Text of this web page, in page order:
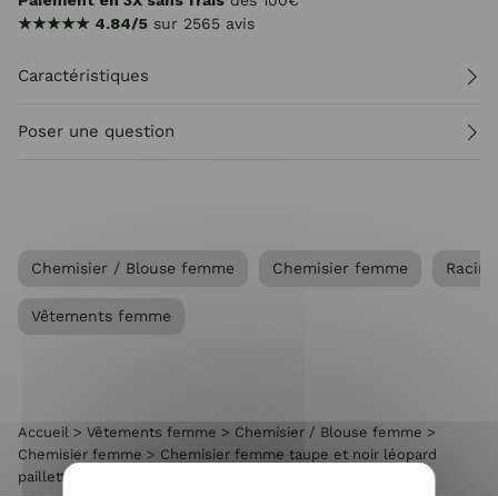
★★★★★ 4.84/5 sur 2565 avis
Caractéristiques
Poser une question
Chemisier / Blouse femme Chemisier femme Racine
Vêtements femme
Accueil > Vêtements femme > Chemisier / Blouse femme >
Chemisier femme > Chemisier femme taupe et noir léopard
paillettes dorées